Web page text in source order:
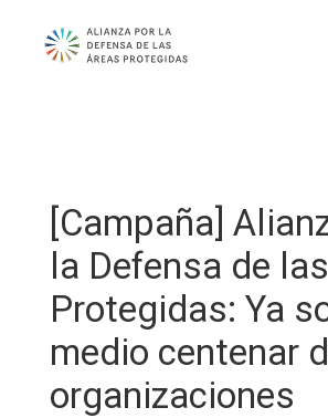
[Campaña]
la Defensa de
Protegidas: Ya
medio centenar
organizaciones